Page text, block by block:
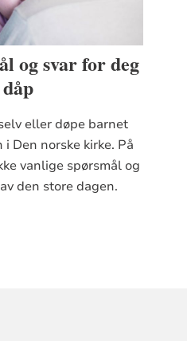
og svar for deg
eller døpe barnet
Den norske kirke. På
vanlige spørsmål og
den store dagen.